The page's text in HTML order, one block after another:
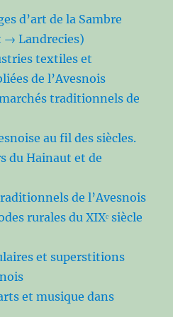
d’art de la Sambre
→ Landrecies)
textiles et
de l’Avesnois
traditionnels de
au fil des siècles.
du Hainaut et de
de l’Avesnois
rurales du XIXᵉ siècle
et superstitions
et musique dans